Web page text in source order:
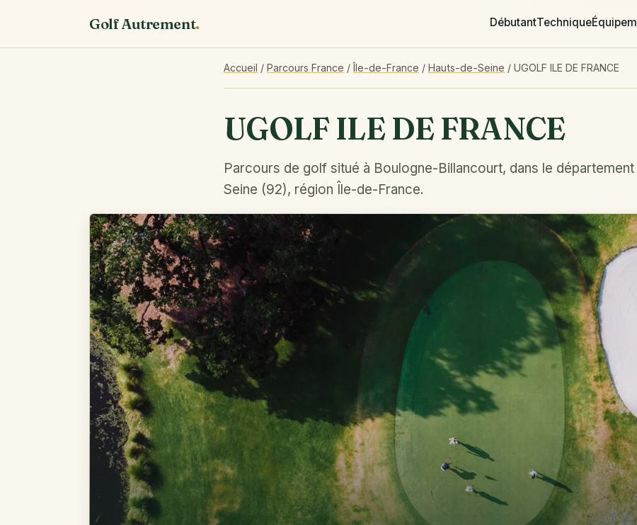
Golf Autrement. DébutantTechnique
Accueil / Parcours France /Île-de-France / Hauts-de-Seine / UGOLF ILE DE FRANCE
UGOLF ILE DE FRANCE
Parcours de golf situé à Boulogne-Billancourt, dans le
Seine (92), région Île-de-France.